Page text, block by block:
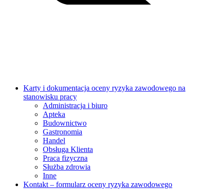
Karty i dokumentacja oceny ryzyka zawodowego na
stanowisku pracy
Administracja i biuro
Apteka
Budownictwo
Gastronomia
Handel
Obsługa Klienta
Praca fizyczna
Służba zdrowia
Inne
Kontakt – formularz oceny ryzyka zawodowego